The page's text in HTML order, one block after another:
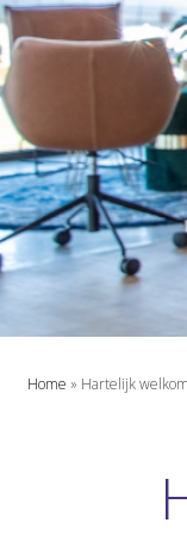
Home » Hartelijk